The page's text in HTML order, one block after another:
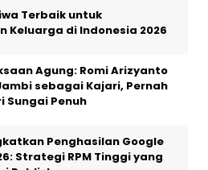
Terbaik untuk
Keluarga di Indonesia 2026
Agung: Romi Arizyanto
sebagai Kajari, Pernah
Sungai Penuh
Penghasilan Google
Strategi RPM Tinggi yang